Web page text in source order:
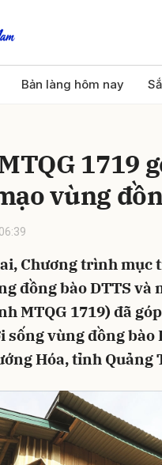
Bản làng hôm nay
1719
vùng
Chương trình mục
đồng bào DTTS và
MTQG 1719) đã
vùng đồng bào
Hóa, tỉnh Quảng
bình luận